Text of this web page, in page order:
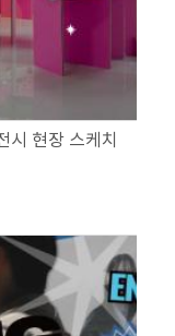
시 현장 스케치